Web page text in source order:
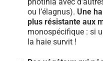
ou l’élagnus). Une
plus résistante aux
monospécifique : si
la haie survit !